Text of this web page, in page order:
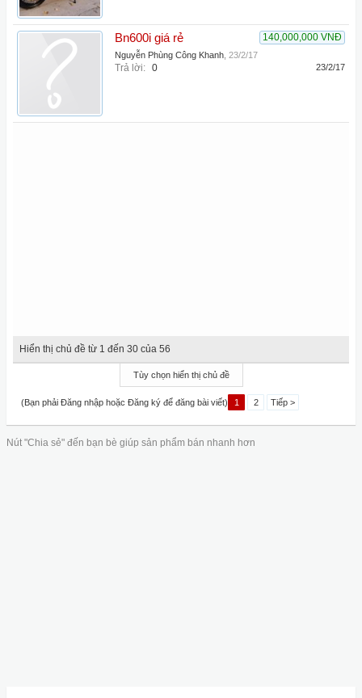
140,000,000 VNĐ
Bn600i giá rẻ
Nguyễn Phùng Công Khanh 23/2/17
Trả lời: 0 23/2/17
Hiển thị chủ đề từ 1 đến 30 của 56
Tùy chọn hiển thị chủ đề
(Bạn phải Đăng nhập hoặc Đăng ký để đăng bài viết) 1 2 Tiếp >
Nút "Chia sẻ" đến bạn bè giúp sản phẩm bán nhanh hơn